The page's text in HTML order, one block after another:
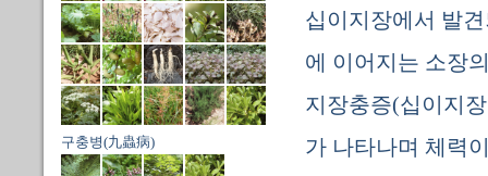
구충병(九蟲病)
십이지장에서 발
에 이어지는 소장
지장충증(십이지
가 나타나며 체력